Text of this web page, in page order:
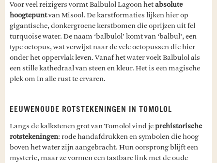
Voor veel reizigers vormt Balbulol Lagoon hetabsolute
hoogtepuntvan Misool. De karstformaties lijken hier op
gigantische, donkergroene kerstbomen die oprijzen uit fel
turquoise water. De naam ‘balbulol’ komt van ‘balbul’, een
type octopus, wat verwijst naar de vele octopussen die hier
onder het oppervlak leven. Vanaf het water voelt Balbulol als
een stille kathedraal van steen en kleur. Het is een magische
plek om in alle rust te ervaren.
EEUWENOUDE ROTSTEKENINGEN IN TOMOLOL
Langs de kalkstenen grot van Tomolol vind jeprehistorische
rotstekeningen: rode handafdrukken en symbolen die hoog
boven het water zijn aangebracht. Hun oorsprong blijft een
mysterie, maar ze vormen een tastbare link met de oude